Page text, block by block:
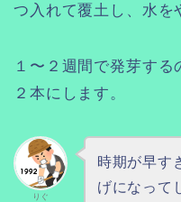
つ入れて覆土し、水を
１〜２週間で発芽す
２本にします。
りぐ
時期が早す
げになって